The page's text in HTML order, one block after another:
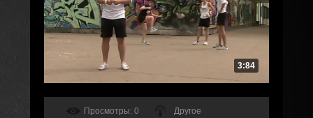
3:84
Просмотры: 0 Другое